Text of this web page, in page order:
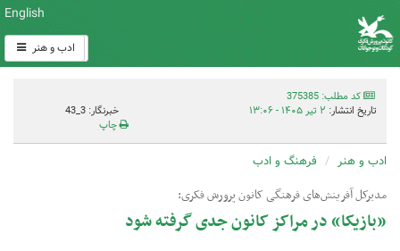
English
ادب و هنر
کد مطلب: 375385
تاریخ انتشار: ۲ تیر ۱۴۰۵ - ۱۳:۰۶
خبرنگار: 3_43
چاپ
ادب و هنر فرهنگ و ادب
مدیرکل آفرینش‌های فرهنگی کانون پرورش فکری:
«بازیکا» در مراکز کانون جدی گرفته شود